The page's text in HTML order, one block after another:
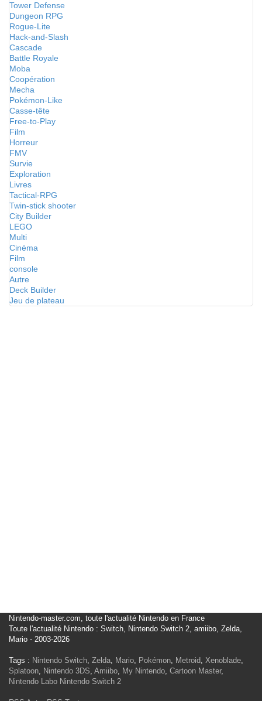
Tower Defense
Dungeon RPG
Rogue-Lite
Hack-and-Slash
Cascade
Battle Royale
Moba
Coopération
Mecha
Pokémon-Like
Casse-tête
Free-to-Play
Film
Horreur
FMV
Survie
Exploration
Livres
Tactical-RPG
Twin-stick shooter
City Builder
LEGO
Multi
Cinéma
Film
console
Autre
Deck Builder
Jeu de plateau
Nintendo-master.com, toute l'actualité Nintendo en France
Toute l'actualité Nintendo : Switch, Nintendo Switch 2, amiibo, Zelda,
Mario - 2003-2026
Tags : Nintendo Switch, Zelda, Mario, Pokémon, Metroid, Xenoblade,
Splatoon, Nintendo 3DS, Amiibo, My Nintendo, Cartoon Master,
Nintendo Labo Nintendo Switch 2